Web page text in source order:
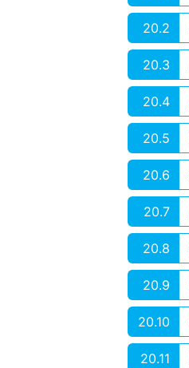
20.2
20.3
20.4
20.5
20.6
20.7
20.8
20.9
20.10
20.11